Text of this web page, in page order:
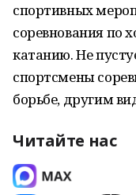
спортивных
соревнования по
катанию. Не
спортсмены
борьбе, другим
Читайте нас